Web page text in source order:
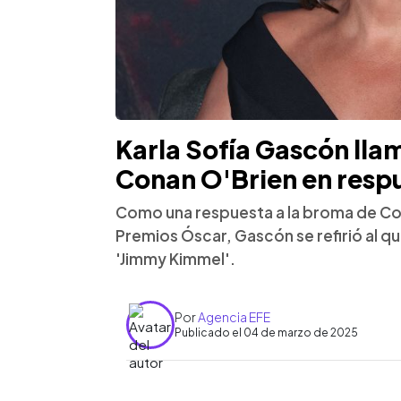
Karla Sofía Gascón
Conan O'Brien en
Como una respuesta a la broma de
Premios Óscar, Gascón se refirió al
'Jimmy Kimmel'.
PorAgencia EFE
Publicado el 04 de marzo de 2025